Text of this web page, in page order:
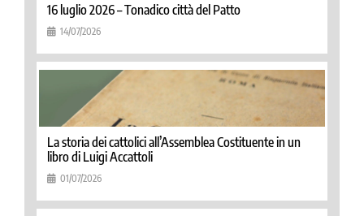
16 luglio 2026 – Tonadico città del Patto
14/07/2026
La storia dei cattolici all’Assemblea Costituente in un
libro di Luigi Accattoli
01/07/2026